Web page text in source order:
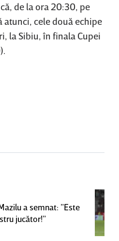
de la ora 20:30, pe
atunci, cele două echipe
la Sibiu, în finala Cupei
a semnat: ”Este
jucător!”